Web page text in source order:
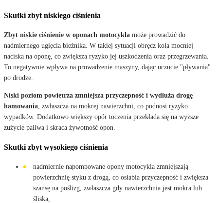
Skutki zbyt niskiego ciśnienia
Zbyt niskie ciśnienie w oponach motocykla może prowadzić do
nadmiernego ugięcia bieżnika. W takiej sytuacji obręcz koła mocniej
naciska na oponę, co zwiększa ryzyko jej uszkodzenia oraz przegrzewania.
To negatywnie wpływa na prowadzenie maszyny, dając uczucie "pływania"
po drodze.
Niski poziom powietrza zmniejsza przyczepność i wydłuża drogę
hamowania , zwłaszcza na mokrej nawierzchni, co podnosi ryzyko
wypadków. Dodatkowo większy opór toczenia przekłada się na wyższe
zużycie paliwa i skraca żywotność opon.
Skutki zbyt wysokiego ciśnienia
nadmiernie napompowane opony motocykla zmniejszają
powierzchnię styku z drogą, co osłabia przyczepność i zwiększa
szansę na poślizg, zwłaszcza gdy nawierzchnia jest mokra lub
śliska,